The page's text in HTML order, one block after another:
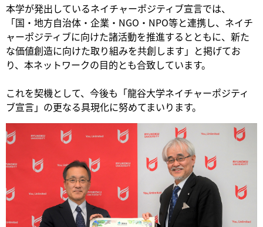
本学が発出しているネイチャーポジティブ宣言では、
「国・地方自治体・企業・NGO・NPO等と連携し、ネイチ
ャーポジティブに向けた諸活動を推進するとともに、新た
な価値創造に向けた取り組みを共創します」と掲げてお
り、本ネットワークの目的とも合致しています。
これを契機として、今後も「龍谷大学ネイチャーポジティ
ブ宣言」の更なる具現化に努めてまいります。